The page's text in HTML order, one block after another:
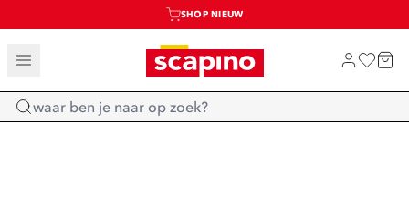
TOT 70% KORTING OP SALE
SALE: LAATSTE KANS!
SHOP NIEUW
Home